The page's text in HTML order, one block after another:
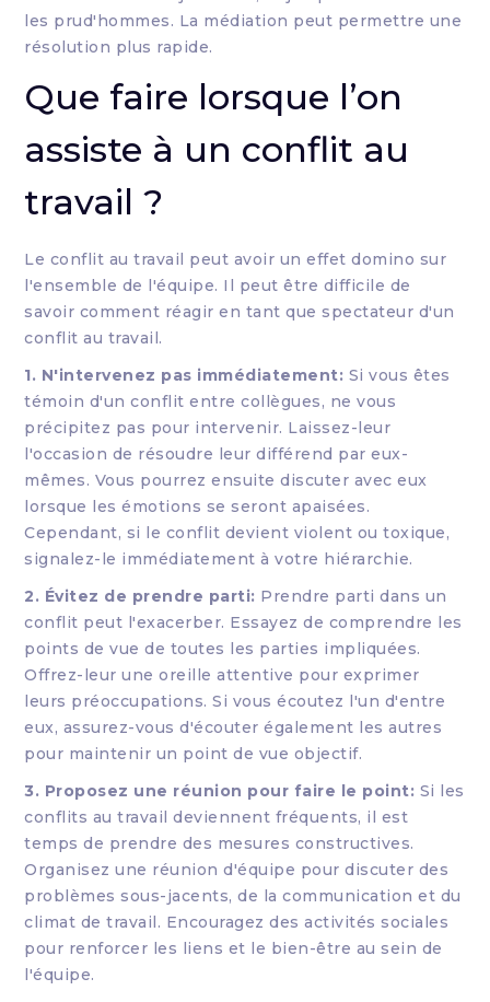
les prud'hommes. La médiation peut permettre une
résolution plus rapide.
Que faire lorsque l’on
assiste à un conflit au
travail ?
Le conflit au travail peut avoir un effet domino sur
l'ensemble de l'équipe. Il peut être difficile de
savoir comment réagir en tant que spectateur d'un
conflit au travail.
1. N'intervenez pas immédiatement: Si vous êtes
témoin d'un conflit entre collègues, ne vous
précipitez pas pour intervenir. Laissez-leur
l'occasion de résoudre leur différend par eux-
mêmes. Vous pourrez ensuite discuter avec eux
lorsque les émotions se seront apaisées.
Cependant, si le conflit devient violent ou toxique,
signalez-le immédiatement à votre hiérarchie.
2. Évitez de prendre parti: Prendre parti dans un
conflit peut l'exacerber. Essayez de comprendre les
points de vue de toutes les parties impliquées.
Offrez-leur une oreille attentive pour exprimer
leurs préoccupations. Si vous écoutez l'un d'entre
eux, assurez-vous d'écouter également les autres
pour maintenir un point de vue objectif.
3. Proposez une réunion pour faire le point: Si les
conflits au travail deviennent fréquents, il est
temps de prendre des mesures constructives.
Organisez une réunion d'équipe pour discuter des
problèmes sous-jacents, de la communication et du
climat de travail. Encouragez des activités sociales
pour renforcer les liens et le bien-être au sein de
l'équipe.